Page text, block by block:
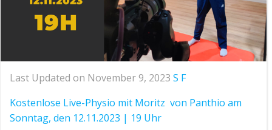
Last Updated on November 9, 2023 S F
Kostenlose Live-Physio mit Moritz von Panthio am
Sonntag, den 12.11.2023 | 19 Uhr